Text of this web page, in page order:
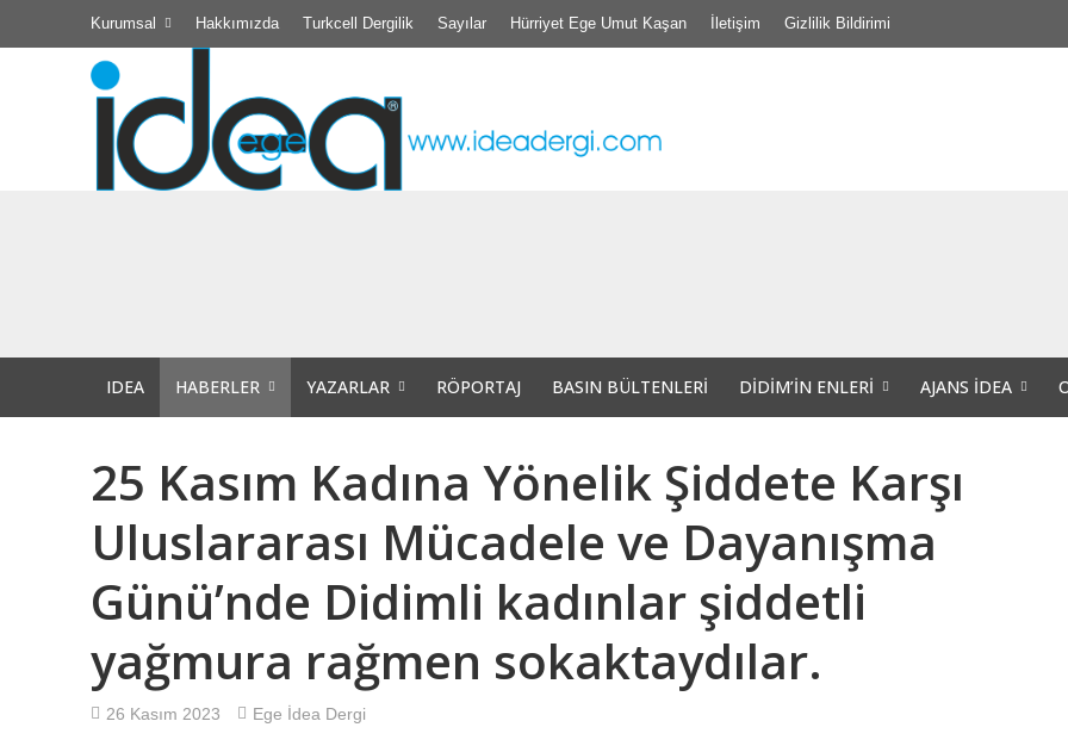
Kurumsal Hakkımızda Turkcell Dergilik Sayılar Hürriyet Ege Umut Kaşan İletişim Gizlilik Bildirimi
Didim Kibele Kadınları Hem Dernek Binalarını hem de Dernek Evraklarını Kaybettiler.
Bir insanın bir diğer insana, bir başka canlıya yapabileceği tüm kötülüklere şahit
10 NUMARA ANLAŞMA “ 10 Numara Sportif Didim ‘in Maç Kombineleri DİHAD’a emanet”
Türkiye İşçi Partisi düzenlediği bir basın toplantısı ile Halk için Ekonomi Paketi’ni basına ve
Tip İlçe Yönetimi Basın Açıklamasıdır
IDEA HABERLER YAZARLAR RÖPORTAJ BASIN BÜLTENLERI DIDIM’IN ENLERI AJANS İDEA
25 Kasım Kadına Yönelik Şiddete Karşı
Uluslararası Mücadele ve Dayanışma
Günü’nde Didimli kadınlar şiddetli
yağmura rağmen sokaktaydılar.
26 Kasım 2023 Ege İdea Dergi